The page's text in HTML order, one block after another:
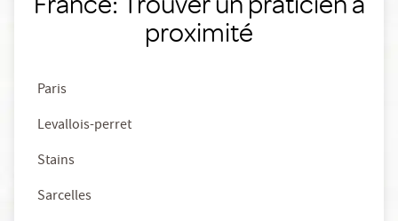
proximité
Paris
Levallois-perret
Stains
Sarcelles